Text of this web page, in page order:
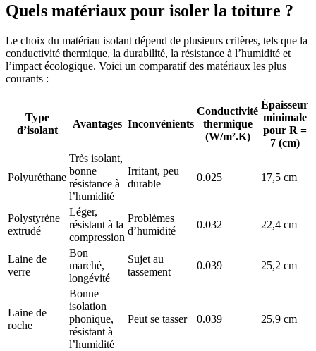
Quels matériaux pour isoler la toiture ?
Le choix du matériau isolant dépend de plusieurs critères, tels que la
conductivité thermique, la durabilité, la résistance à l’humidité et
l’impact écologique. Voici un comparatif des matériaux les plus
courants :
Type
d’isolant
Avantages Inconvénients
Conductivité
thermique
(W/m².K)
Épaisseur
minimale
pour R =
7 (cm)
Polyuréthane
Très isolant,
bonne
résistance à
l’humidité
Irritant, peu
durable
0.025 17,5 cm
Polystyrène
extrudé
Léger,
résistant à la
compression
Problèmes
d’humidité
0.032 22,4 cm
Laine de
verre
Bon
marché,
longévité
Sujet au
tassement
0.039 25,2 cm
Laine de
roche
Bonne
isolation
phonique,
résistant à
l’humidité
Peut se tasser 0.039 25,9 cm